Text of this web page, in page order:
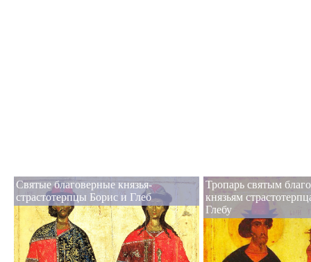
Святые благоверные князья-
страстотерпцы Борис и Глеб
Тропарь святым
князьям
Глебу